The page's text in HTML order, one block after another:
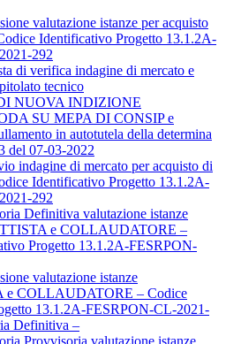
valutazione istanze per acquisto
Identificativo Progetto 13.1.2A-
292
di verifica indagine di mercato e
tecnico
NUOVA INDIZIONE
SU MEPA DI CONSIP e
in autotutela della determina
del 07-03-2022
indagine di mercato per acquisto di
Identificativo Progetto 13.1.2A-
292
Definitiva valutazione istanze
e COLLAUDATORE –
Progetto 13.1.2A-FESRPON-
valutazione istanze
e COLLAUDATORE – Codice
13.1.2A-FESRPON-CL-2021-
Definitiva –